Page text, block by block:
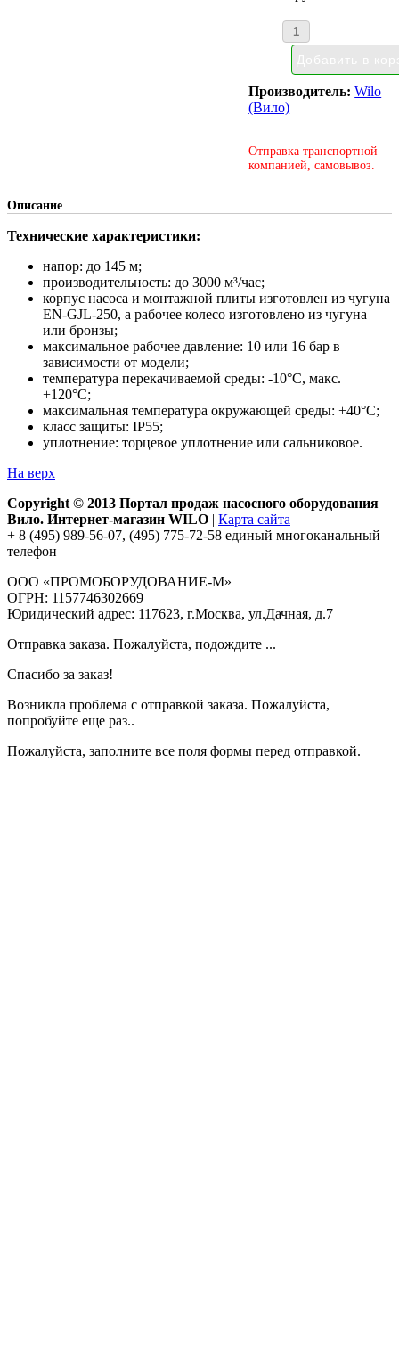
Производитель:Wilo
(Вило)
Отправка транспортной
компанией, самовывоз.
Описание
Технические характеристики:
напор: до 145 м;
производительность: до 3000 м³/час;
корпус насоса и монтажной плиты изготовлен из чугуна
EN-GJL-250, а рабочее колесо изготовлено из чугуна
или бронзы;
максимальное рабочее давление: 10 или 16 бар в
зависимости от модели;
температура перекачиваемой среды: -10°С, макс.
+120°С;
максимальная температура окружающей среды: +40°С;
класс защиты: IP55;
уплотнение: торцевое уплотнение или сальниковое.
На верх
Copyright © 2013 Портал продаж насосного оборудования
Вило. Интернет-магазин WILO | Карта сайта
+ 8 (495) 989-56-07, (495) 775-72-58 единый многоканальный
телефон
ООО «ПРОМОБОРУДОВАНИЕ-М»
ОГРН: 1157746302669
Юридический адрес: 117623, г.Москва, ул.Дачная, д.7
Отправка заказа. Пожалуйста, подождите ...
Спасибо за заказ!
Возникла проблема с отправкой заказа. Пожалуйста,
попробуйте еще раз..
Пожалуйста, заполните все поля формы перед отправкой.